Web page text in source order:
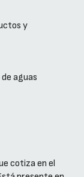
y
aguas
cotiza en el